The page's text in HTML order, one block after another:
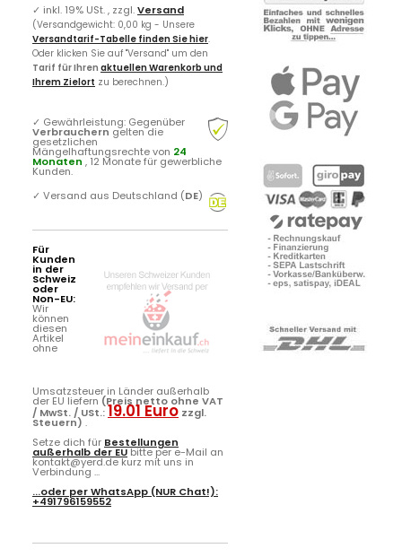
✓ inkl. 19% USt. , zzgl.Versand
(Versandgewicht: 0,00 kg - Unsere
Versandtarif-Tabelle finden Sie hier.
Oder klicken Sie auf "Versand" um den
Tarif für Ihren aktuellen Warenkorb und
Ihrem Zielort zu berechnen.)
✓ Gewährleistung: Gegenüber
Verbrauchern gelten die
gesetzlichen
Mängelhaftungsrechte von 24
Monaten , 12 Monate für gewerbliche
Kunden.
✓ Versand aus Deutschland (DE)
Für
Kunden
in der
Schweiz
oder
Non-EU:
Wir
können
diesen
Artikel
ohne
Umsatzsteuer in Länder außerhalb
der EU liefern (Preis netto ohne VAT
/ MwSt. / USt.:19.01 Euro zzgl.
Steuern) .
Setze dich für Bestellungen
außerhalb der EUbitte per e-Mail an
kontakt@yerd.de kurz mit uns in
Verbindung ...
...oder perWhatsApp (NUR Chat!):
+491796159552